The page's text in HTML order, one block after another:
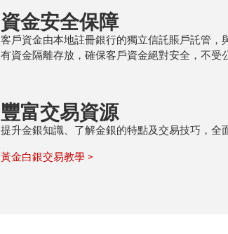
資金安全保障
客戶資金由本地註冊銀行的獨立信託賬戶託管，
有資金隔離存放，確保客戶資金絕對安全，不受
豐富交易資源
提升金銀知識、了解金銀的特點及交易技巧，全
黃金白銀交易教學 >